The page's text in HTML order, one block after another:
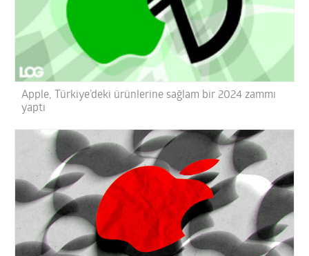
Apple, Türkiye’deki ürünlerine sağlam bir 2024 zammı
yaptı